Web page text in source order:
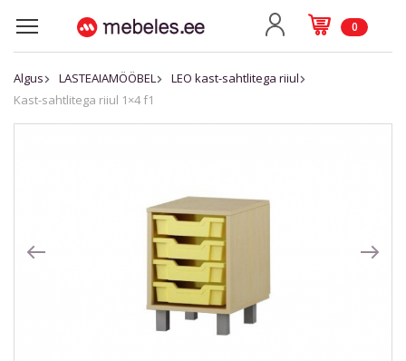
0
Algus LASTEAIAMÖÖBEL
LEO kast-sahtlitega riiul
Kast-sahtlitega riiul 1×4 f1